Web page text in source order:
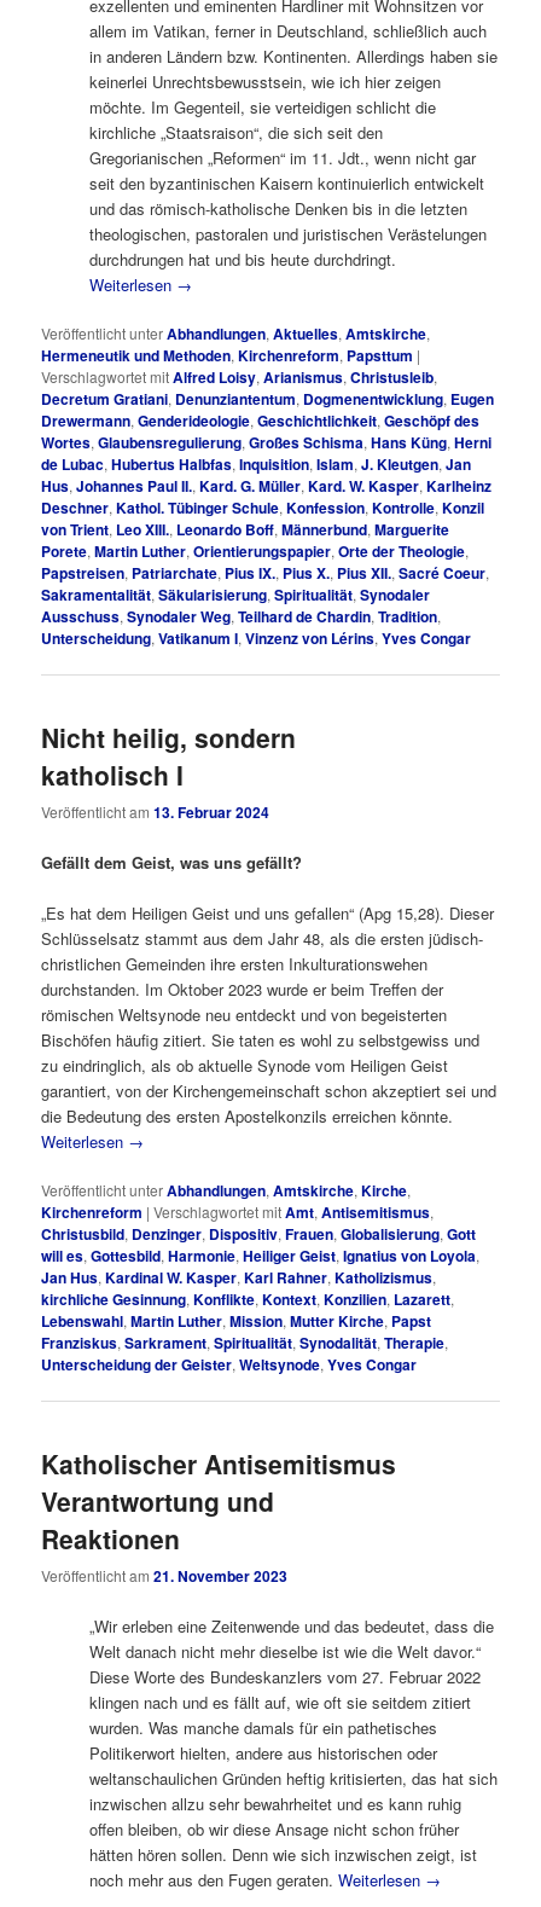
exzellenten und eminenten Hardliner mit Wohnsitzen vor
allem im Vatikan, ferner in Deutschland, schließlich auch
in anderen Ländern bzw. Kontinenten. Allerdings haben sie
keinerlei Unrechtsbewusstsein, wie ich hier zeigen
möchte. Im Gegenteil, sie verteidigen schlicht die
kirchliche „Staatsraison“, die sich seit den
Gregorianischen „Reformen“ im 11. Jdt., wenn nicht gar
seit den byzantinischen Kaisern kontinuierlich entwickelt
und das römisch-katholische Denken bis in die letzten
theologischen, pastoralen und juristischen Verästelungen
durchdrungen hat und bis heute durchdringt.
Weiterlesen →
Veröffentlicht unterAbhandlungen,Aktuelles,Amtskirche,
Hermeneutik und Methoden,Kirchenreform, Papsttum |
Verschlagwortet mitAlfred Loisy,Arianismus,Christusleib,
Decretum Gratiani, Denunziantentum, Dogmenentwicklung, Eugen
Drewermann,Genderideologie,Geschichtlichkeit,Geschöpf des
Wortes,Glaubensregulierung,Großes Schisma,Hans Küng,Herni
de Lubac,Hubertus Halbfas,Inquisition,Islam,J. Kleutgen,Jan
Hus,Johannes Paul II.,Kard. G. Müller,Kard. W. Kasper,Karlheinz
Deschner,Kathol. Tübinger Schule,Konfession,Kontrolle,Konzil
von Trient, Leo XIII., Leonardo Boff,Männerbund,Marguerite
Porete,Martin Luther,Orientierungspapier,Orte der Theologie,
Papstreisen, Patriarchate, Pius IX., Pius X., Pius XII.,Sacré Coeur,
Sakramentalität,Säkularisierung,Spiritualität,Synodaler
Ausschuss,Synodaler Weg,Teilhard de Chardin,Tradition,
Unterscheidung,Vatikanum I,Vinzenz von Lérins,Yves Congar
Nicht heilig, sondern
katholisch I
Veröffentlicht am13. Februar 2024
Gefällt dem Geist, was uns gefällt?
„Es hat dem Heiligen Geist und uns gefallen“ (Apg 15,28). Dieser
Schlüsselsatz stammt aus dem Jahr 48, als die ersten jüdisch-
christlichen Gemeinden ihre ersten Inkulturationswehen
durchstanden. Im Oktober 2023 wurde er beim Treffen der
römischen Weltsynode neu entdeckt und von begeisterten
Bischöfen häufig zitiert. Sie taten es wohl zu selbstgewiss und
zu eindringlich, als ob aktuelle Synode vom Heiligen Geist
garantiert, von der Kirchengemeinschaft schon akzeptiert sei und
die Bedeutung des ersten Apostelkonzils erreichen könnte.
Weiterlesen →
Veröffentlicht unterAbhandlungen,Amtskirche,Kirche,
Kirchenreform |Verschlagwortet mitAmt,Antisemitismus,
Christusbild, Denzinger, Dispositiv,Frauen,Globalisierung,Gott
will es,Gottesbild,Harmonie,Heiliger Geist,Ignatius von Loyola,
Jan Hus,Kardinal W. Kasper,Karl Rahner,Katholizismus,
kirchliche Gesinnung,Konflikte,Kontext,Konzilien, Lazarett,
Lebenswahl,Martin Luther,Mission,Mutter Kirche, Papst
Franziskus,Sarkrament,Spiritualität,Synodalität,Therapie,
Unterscheidung der Geister,Weltsynode,Yves Congar
Katholischer Antisemitismus
Verantwortung und
Reaktionen
Veröffentlicht am21. November 2023
„Wir erleben eine Zeitenwende und das bedeutet, dass die
Welt danach nicht mehr dieselbe ist wie die Welt davor.“
Diese Worte des Bundeskanzlers vom 27. Februar 2022
klingen nach und es fällt auf, wie oft sie seitdem zitiert
wurden. Was manche damals für ein pathetisches
Politikerwort hielten, andere aus historischen oder
weltanschaulichen Gründen heftig kritisierten, das hat sich
inzwischen allzu sehr bewahrheitet und es kann ruhig
offen bleiben, ob wir diese Ansage nicht schon früher
hätten hören sollen. Denn wie sich inzwischen zeigt, ist
noch mehr aus den Fugen geraten.Weiterlesen →